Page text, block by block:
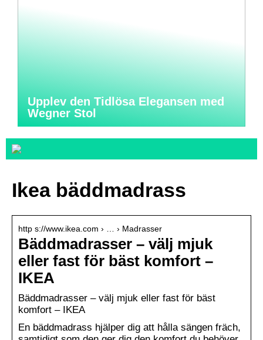
Upplev den Tidlösa Elegansen med
Wegner Stol
Ikea bäddmadrass
http s://www.ikea.com › … › Madrasser
Bäddmadrasser – välj mjuk
eller fast för bäst komfort –
IKEA
Bäddmadrasser – välj mjuk eller fast för bäst
komfort – IKEA
En bäddmadrass hjälper dig att hålla sängen fräch,